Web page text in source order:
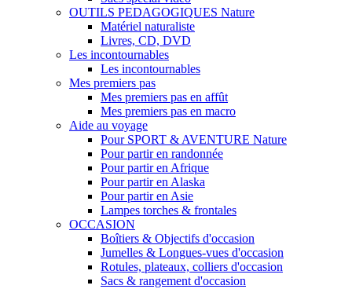
OUTILS PEDAGOGIQUES Nature
Matériel naturaliste
Livres, CD, DVD
Les incontournables
Les incontournables
Mes premiers pas
Mes premiers pas en affût
Mes premiers pas en macro
Aide au voyage
Pour SPORT & AVENTURE Nature
Pour partir en randonnée
Pour partir en Afrique
Pour partir en Alaska
Pour partir en Asie
Lampes torches & frontales
OCCASION
Boîtiers & Objectifs d'occasion
Jumelles & Longues-vues d'occasion
Rotules, plateaux, colliers d'occasion
Sacs & rangement d'occasion